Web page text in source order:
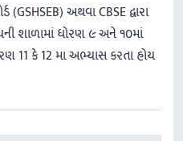
(GSHSEB) અથવા CBSE દ્વારા
શાળામાં ધોરણ ૯ અને ૧૦માં
11 કે 12 મા અભ્યાસ કરતા હોય